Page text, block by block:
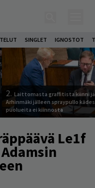
SINGLET IGNOSTOT
2. Laittomasta graffitista kiinni
Arhinmäki jälleen spraypullo
puolueita ei kiinnosta
Le1f